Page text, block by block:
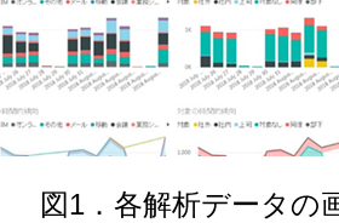
図1．各解析データの